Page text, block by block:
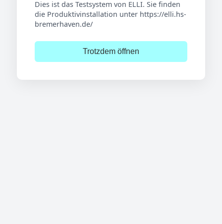
Dies ist das Testsystem von ELLI. Sie finden
die Produktivinstallation unter https://elli.hs-
bremerhaven.de/
Trotzdem öffnen